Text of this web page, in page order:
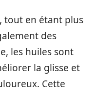
tout en étant plus
des
les huiles sont
la glisse et
Cette